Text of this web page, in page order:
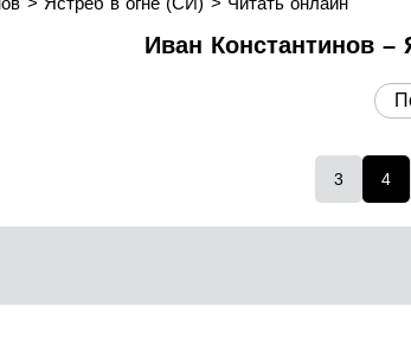
Иван Константинов –
3 4